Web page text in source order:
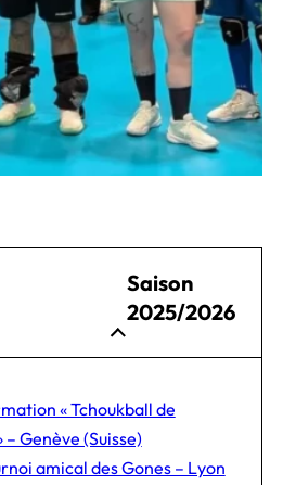
Saison
2025/2026
« Tchoukball de
Genève (Suisse)
amical des Gones – Lyon